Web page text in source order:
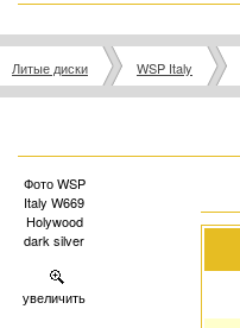
Литые диски WSP Italy
Фото WSP
Italy W669
Holywood
dark silver
увеличить